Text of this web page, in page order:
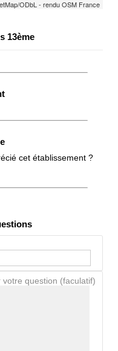
ODbL - rendu OSM France
13ème
cet établissement ?
question (faculatif)